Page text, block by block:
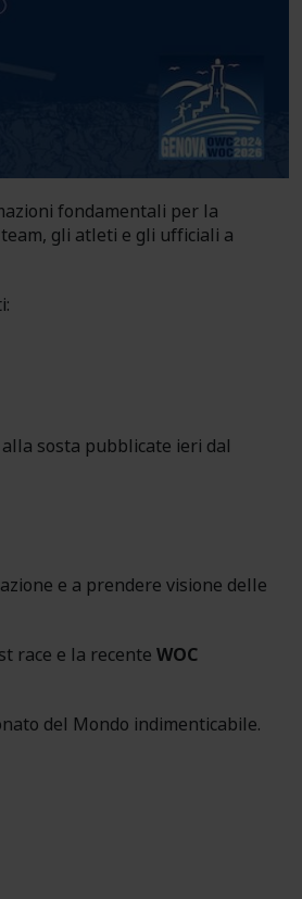
fondamentali per la
gli atleti e gli ufficiali a
sosta pubblicate ieri dal
e a prendere visione delle
race e la recente WOC
del Mondo indimenticabile.